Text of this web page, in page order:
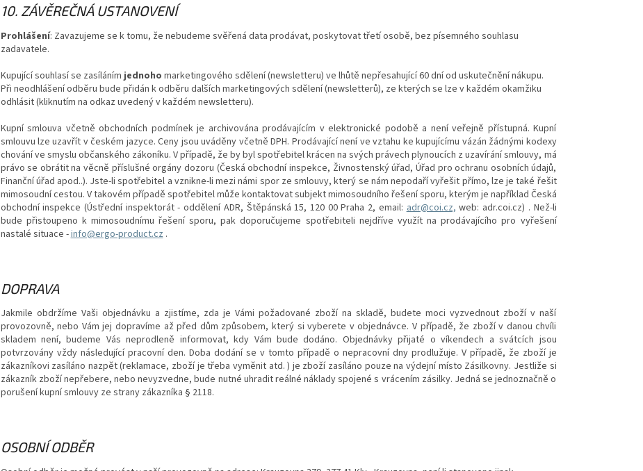
10. ZÁVĚREČNÁ USTANOVENÍ
Prohlášení: Zavazujeme se k tomu, že nebudeme svěřená data prodávat, poskytovat třetí osobě, bez písemného souhlasu
zadavatele.
Kupující souhlasí se zasíláním jednoho marketingového sdělení (newsletteru) ve lhůtě nepřesahující 60 dní od uskutečnění nákupu.
Při neodhlášení odběru bude přidán k odběru dalších marketingových sdělení (newsletterů), ze kterých se lze v každém okamžiku
odhlásit (kliknutím na odkaz uvedený v každém newsletteru).
Kupní smlouva včetně obchodních podmínek je archivována prodávajícím v elektronické podobě a není veřejně přístupná. Kupní
smlouvu lze uzavřít v českém jazyce. Ceny jsou uváděny včetně DPH. Prodávající není ve vztahu ke kupujícímu vázán žádnými kodexy
chování ve smyslu občanského zákoníku. V případě, že by byl spotřebitel krácen na svých právech plynoucích z uzavírání smlouvy, má
právo se obrátit na věcně příslušné orgány dozoru (Česká obchodní inspekce, Živnostenský úřad, Úřad pro ochranu osobních údajů,
Finanční úřad apod..). Jste-li spotřebitel a vznikne-li mezi námi spor ze smlouvy, který se nám nepodaří vyřešit přímo, lze je také řešit
mimosoudní cestou. V takovém případě spotřebitel může kontaktovat subjekt mimosoudního řešení sporu, kterým je například Česká
obchodní inspekce (Ústřední inspektorát - oddělení ADR, Štěpánská 15, 120 00 Praha 2, email: adr@coi.cz, web: adr.coi.cz) . Než-li
bude přistoupeno k mimosoudnímu řešení sporu, pak doporučujeme spotřebiteli nejdříve využít na prodávajícího pro vyřešení
nastalé situace -info@ergo-product.cz .
DOPRAVA
Jakmile obdržíme Vaši objednávku a zjistíme, zda je Vámi požadované zboží na skladě, budete moci vyzvednout zboží v naší
provozovně, nebo Vám jej dopravíme až před dům způsobem, který si vyberete v objednávce. V případě, že zboží v danou chvíli
skladem není, budeme Vás neprodleně informovat, kdy Vám bude dodáno. Objednávky přijaté o víkendech a svátcích jsou
potvrzovány vždy následující pracovní den. Doba dodání se v tomto případě o nepracovní dny prodlužuje. V případě, že zboží je
zákazníkovi zasíláno nazpět (reklamace, zboží je třeba vyměnit atd. ) je zboží zasíláno pouze na výdejní místo Zásilkovny. Jestliže si
zákazník zboží nepřebere, nebo nevyzvedne, bude nutné uhradit reálné náklady spojené s vrácením zásilky. Jedná se jednoznačně o
porušení kupní smlouvy ze strany zákazníka § 2118.
OSOBNÍ ODBĚR